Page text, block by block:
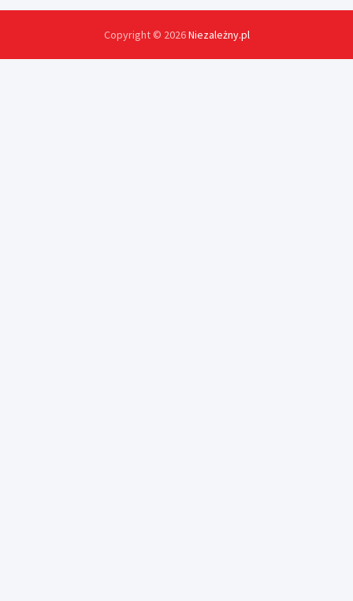
Copyright © 2026Niezależny.pl